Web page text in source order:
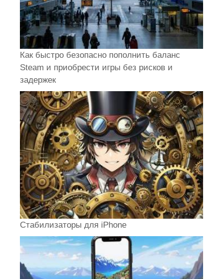
Как быстро безопасно пополнить баланс
Steam и приобрести игры без рисков и
задержек
Стабилизаторы для iPhone